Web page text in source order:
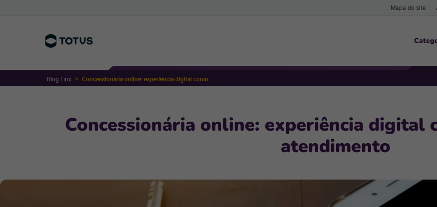
Mapa do site
Blog Linx
Concessionária online: experiência digital
atendimento